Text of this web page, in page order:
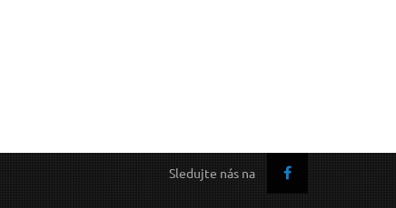
Sledujte nás na